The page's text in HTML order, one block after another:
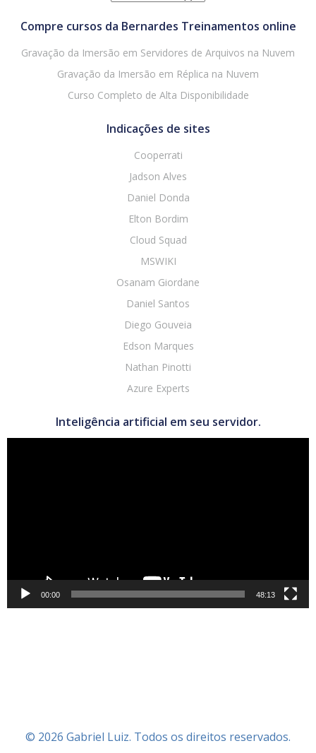
Compre cursos da Bernardes Treinamentos online
Gravação da Imersão em Servidores de Arquivos na Nuvem
Gravação da Imersão em Réplica na Nuvem
Curso Completo de Alta Disponibilidade
Indicações de sites
Cooperrati
Jadson Alves
Daniel Donda
Elton Bordim
Cloud Squad
MSWIKI
Osanam Giordane
Daniel Santos
Diego Gouveia
Edson Marques
Nathan Pinotti
Azure Experts
Inteligência artificial em seu servidor.
00:00 48:13
© 2026 Gabriel Luiz. Todos os direitos reservados.